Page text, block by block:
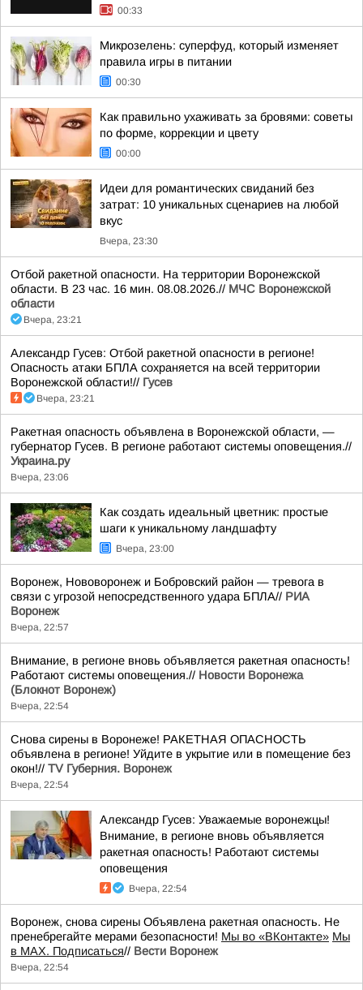
00:33
Микрозелень: суперфуд, который изменяет
правила игры в питании
00:30
Как правильно ухаживать за бровями: советы
по форме, коррекции и цвету
00:00
Идеи для романтических свиданий без
затрат: 10 уникальных сценариев на любой
вкус
Вчера, 23:30
Отбой ракетной опасности. На территории Воронежской
области. В 23 час. 16 мин. 08.08.2026.// МЧС Воронежской
области
Вчера, 23:21
Александр Гусев: Отбой ракетной опасности в регионе!
Опасность атаки БПЛА сохраняется на всей территории
Воронежской области!// Гусев
Вчера, 23:21
Ракетная опасность объявлена в Воронежской области, —
губернатор Гусев. В регионе работают системы оповещения.//
Украина.ру
Вчера, 23:06
Как создать идеальный цветник: простые
шаги к уникальному ландшафту
Вчера, 23:00
Воронеж, Нововоронеж и Бобровский район — тревога в
связи с угрозой непосредственного удара БПЛА// РИА
Воронеж
Вчера, 22:57
Внимание, в регионе вновь объявляется ракетная опасность!
Работают системы оповещения.// Новости Воронежа
(Блокнот Воронеж)
Вчера, 22:54
Снова сирены в Воронеже! РАКЕТНАЯ ОПАСНОСТЬ
объявлена в регионе! Уйдите в укрытие или в помещение без
окон!// TV Губерния. Воронеж
Вчера, 22:54
Александр Гусев: Уважаемые воронежцы!
Внимание, в регионе вновь объявляется
ракетная опасность! Работают системы
оповещения
Вчера, 22:54
Воронеж, снова сирены Объявлена ракетная опасность. Не
пренебрегайте мерами безопасности! Мы во «ВКонтакте» Мы
в MAX. Подписаться// Вести Воронеж
Вчера, 22:54